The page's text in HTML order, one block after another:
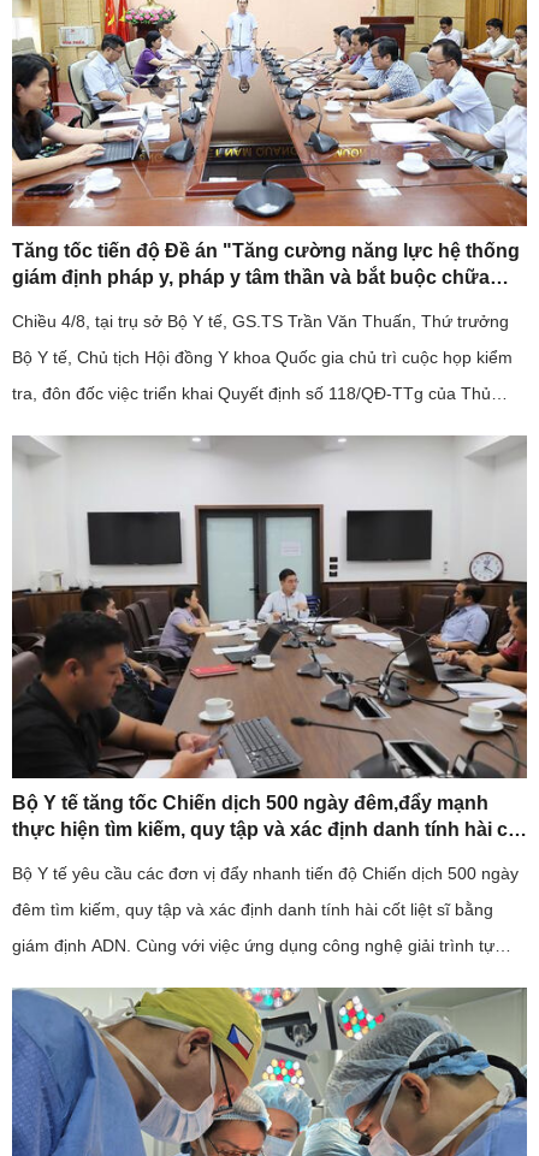
Tăng tốc tiến độ Đề án "Tăng cường năng lực hệ thống
giám định pháp y, pháp y tâm thần và bắt buộc chữa
Chiều 4/8, tại trụ sở Bộ Y tế, GS.TS Trần Văn Thuấn, Thứ trưởng
Bộ Y tế, Chủ tịch Hội đồng Y khoa Quốc gia chủ trì cuộc họp kiểm
tra, đôn đốc việc triển khai Quyết định số 118/QĐ-TTg của Thủ
Bộ Y tế tăng tốc Chiến dịch 500 ngày đêm,đẩy mạnh
thực hiện tìm kiếm, quy tập và xác định danh tính hài cốt
Bộ Y tế yêu cầu các đơn vị đẩy nhanh tiến độ Chiến dịch 500 ngày
đêm tìm kiếm, quy tập và xác định danh tính hài cốt liệt sĩ bằng
giám định ADN. Cùng với việc ứng dụng công nghệ giải trình tự